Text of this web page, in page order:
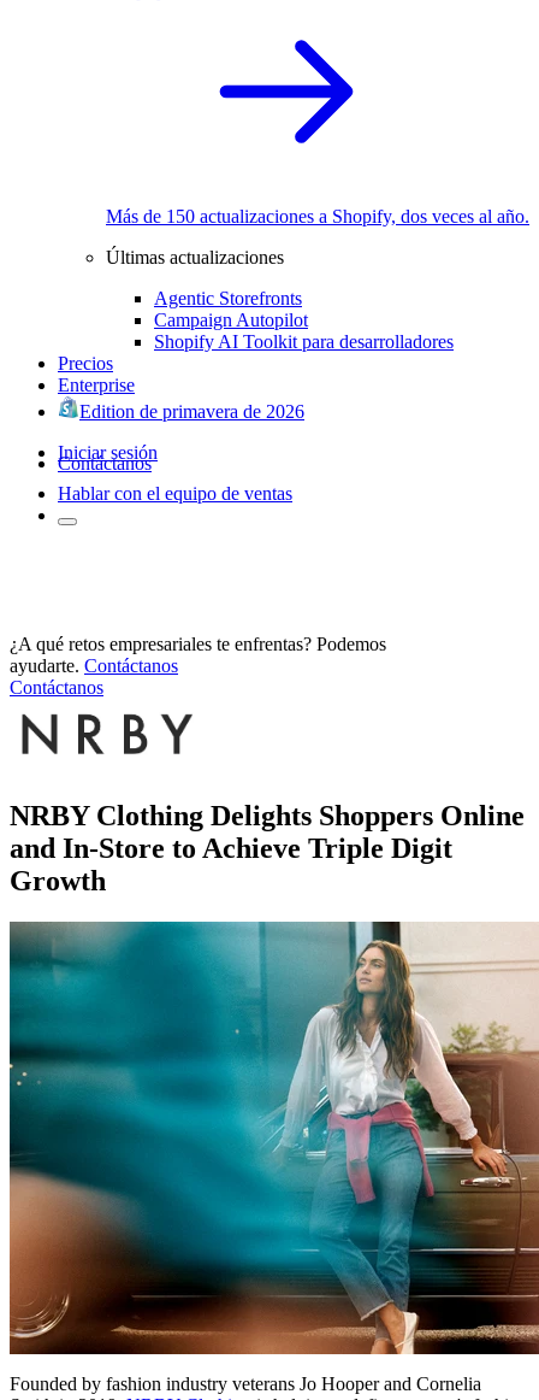
Más de 150 actualizaciones a Shopify, dos veces al año.
Últimas actualizaciones
Agentic Storefronts
Campaign Autopilot
Shopify AI Toolkit para desarrolladores
Precios
Enterprise
Edition de primavera de 2026
Iniciar sesión
Contáctanos
Hablar con el equipo de ventas
¿A qué retos empresariales te enfrentas? Podemos
ayudarte. Contáctanos
Contáctanos
NRBY Clothing Delights Shoppers Online
and In-Store to Achieve Triple Digit
Growth
Founded by fashion industry veterans Jo Hooper and Cornelia